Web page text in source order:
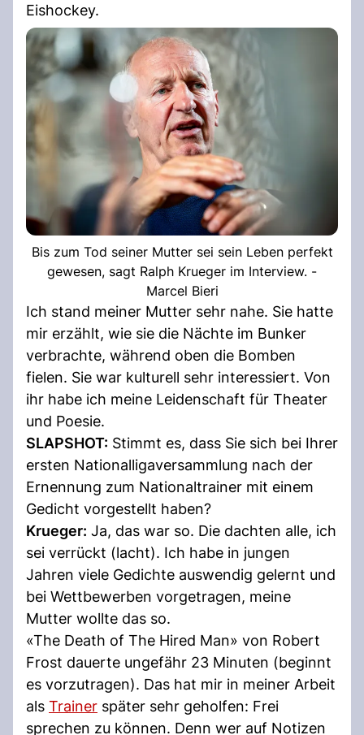
Eishockey.
Bis zum Tod seiner Mutter sei sein Leben perfekt
gewesen, sagt Ralph Krueger im Interview. -
Marcel Bieri
Ich stand meiner Mutter sehr nahe. Sie hatte
mir erzählt, wie sie die Nächte im Bunker
verbrachte, während oben die Bomben
fielen. Sie war kulturell sehr interessiert. Von
ihr habe ich meine Leidenschaft für Theater
und Poesie.
SLAPSHOT: Stimmt es, dass Sie sich bei Ihrer
ersten Nationalligaversammlung nach der
Ernennung zum Nationaltrainer mit einem
Gedicht vorgestellt haben?
Krueger: Ja, das war so. Die dachten alle, ich
sei verrückt (lacht). Ich habe in jungen
Jahren viele Gedichte auswendig gelernt und
bei Wettbewerben vorgetragen, meine
Mutter wollte das so.
«The Death of The Hired Man» von Robert
Frost dauerte ungefähr 23 Minuten (beginnt
es vorzutragen). Das hat mir in meiner Arbeit
als Trainer später sehr geholfen: Frei
sprechen zu können. Denn wer auf Notizen